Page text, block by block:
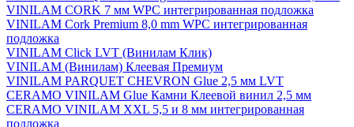
VINILAM CORK 7 мм WPC интегрированная подложка
VINILAM Cork Premium 8,0 mm WPC интегрированная
подложка
VINILAM Click LVT (Винилам Клик)
VINILAM (Винилам) Клеевая Премиум
VINILAM PARQUET CHEVRON Glue 2,5 мм LVT
CERAMO VINILAM Glue Камни Клеевой винил 2,5 мм
CERAMO VINILAM XXL 5,5 и 8 мм интегрированная
подложка